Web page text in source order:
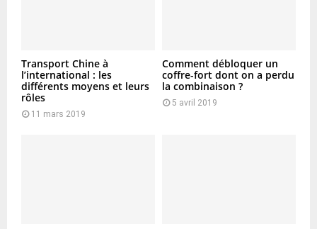
Transport Chine à
l’international : les
différents moyens et leurs
rôles
11 mars 2019
Comment débloquer un
coffre-fort dont on a perdu
la combinaison ?
5 avril 2019